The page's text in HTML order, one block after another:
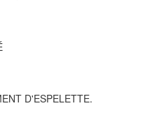
D'ESPELETTE.